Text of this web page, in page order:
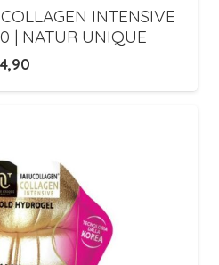
INTENSIVE
| NATUR UNIQUE